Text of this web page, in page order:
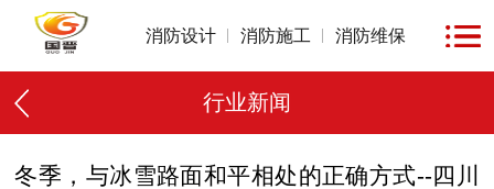
消防设计 消防施工 消防维保
行业新闻
冬季，与冰雪路面和平相处的正确方式--四川